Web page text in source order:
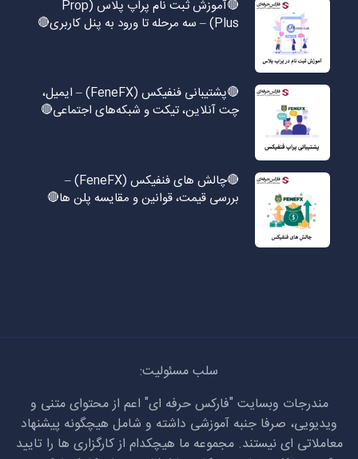
🔴آموزش ثبت نام پراپ پلاس (Prop
Plus) – سه مرحله تا ورود به پنل کاربری🔴
🔴پشتیبانی فنفیکس (FeneFX) – ایمیل،
چت آنلاین، تیکت و شبکه‌های اجتماعی🔴
🔴چالش های فنفیکس (FeneFX) –
بررسی قیمت، قوانین و مقایسه پلن ها🔴
سلب مسئولیت:
مندرجات وبسایت "فارکس حرفه ای" اعم از محتوای متنی و
ویدیویی، صرفا جنبه آموزشی داشته و شامل هیچگونه پیشنهاد
معاملاتی ای نیستند. مجموعه ما هیچکدام از کارگزاری ها را تایید